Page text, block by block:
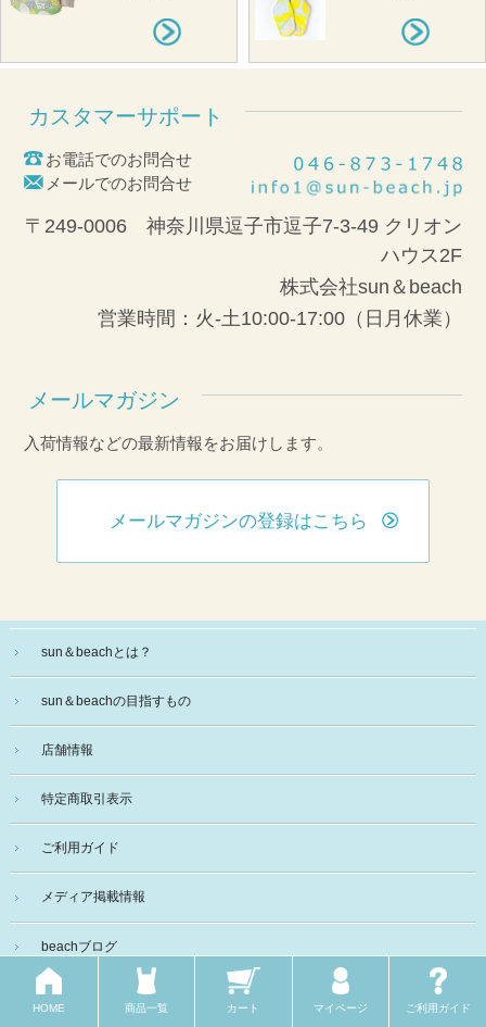
HOME 商品一覧 カート マイページ ご利用ガイド
カスタマーサポート
お電話でのお問合せ
メールでのお問合せ
〒249-0006 神奈川県逗子市逗子7-3-49 クリオン
ハウス2F
株式会社sun＆beach
営業時間：火-土10:00-17:00（日月休業）
メールマガジン
入荷情報などの最新情報をお届けします。
メールマガジンの登録はこちら
sun＆beachとは？
sun＆beachの目指すもの
店舗情報
特定商取引表示
ご利用ガイド
メディア掲載情報
beachブログ
beach select